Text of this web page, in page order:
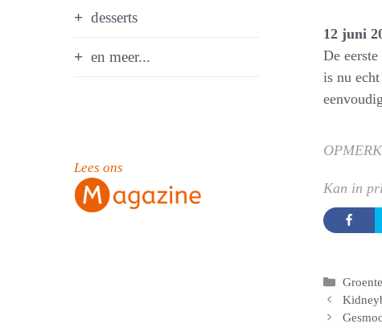
12 juni
De
is nu
Kan in
Groente
desserts
en meer...
Lees ons